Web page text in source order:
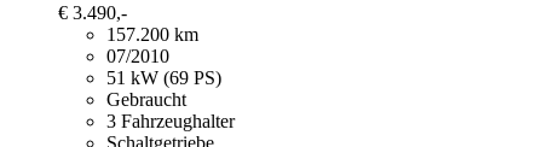
€ 3.490,-
157.200 km
07/2010
51 kW (69 PS)
Gebraucht
3 Fahrzeughalter
Schaltgetriebe